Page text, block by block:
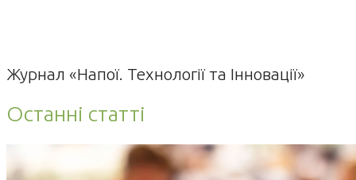
Журнал «Напої. Технології та Інновації»
Останні статті